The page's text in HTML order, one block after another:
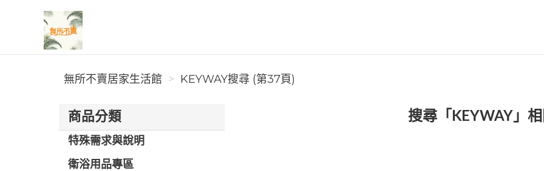
無所不賣居家生活館
無所不賣居家生活館 KEYWAY搜尋 (第37頁)
商品分類
特殊需求與說明
衛浴用品專區
搜尋「KEYWAY」